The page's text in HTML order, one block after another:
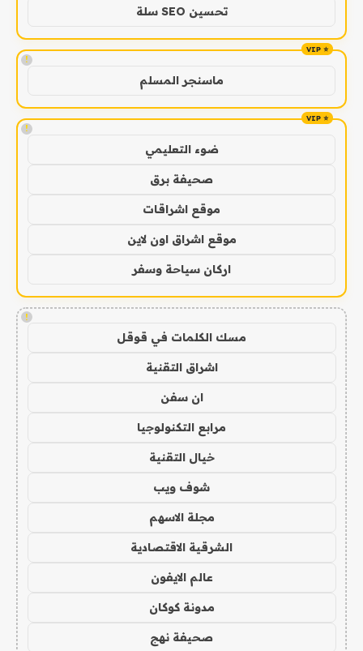
تحسين SEO سلة
!
ماسنجر المسلم
!
ضوء التعليمي
صحيفة برق
موقع اشراقات
موقع اشراق اون لاين
اركان سياحة وسفر
!
مسك الكلمات في قوقل
اشراق التقنية
ان سفن
مرابع التكنولوجيا
خيال التقنية
شوف ويب
مجلة الاسهم
الشرقية الاقتصادية
عالم الايفون
مدونة كوكان
صحيفة نهج